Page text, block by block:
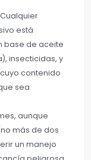
Cualquier
está
base de aceite
insecticidas, y
contenido
sea
aunque
más de dos
un manejo